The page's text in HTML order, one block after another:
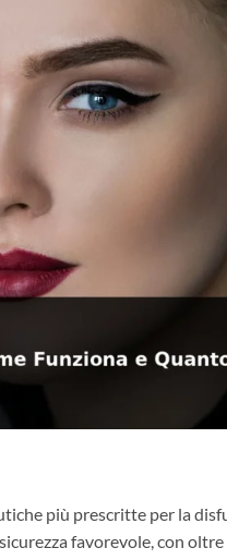
più prescritte per la
favorevole, con